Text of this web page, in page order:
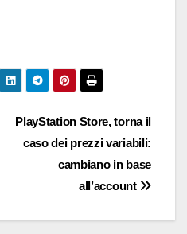
PlayStation Store, torna il
caso dei prezzi variabili:
cambiano in base
all’account